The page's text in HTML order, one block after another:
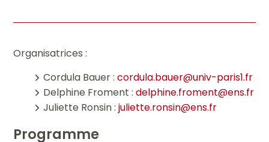
Organisatrices :
Cordula Bauer :cordula.bauer@univ-paris1.fr
Delphine Froment :delphine.froment@ens.fr
Juliette Ronsin :juliette.ronsin@ens.fr
Programme